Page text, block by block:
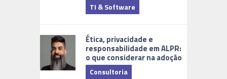
TI & Software
Ética, privacidade e
responsabilidade em ALPR:
o que considerar na adoção
Consultoria